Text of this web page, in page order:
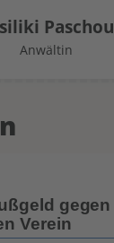
Paschou
Anwältin
gegen
Verein